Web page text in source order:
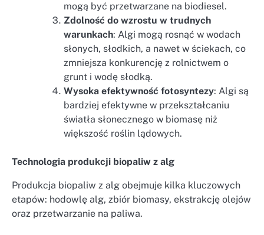
mogą być przetwarzane na biodiesel.
Zdolność do wzrostu w trudnych
warunkach: Algi mogą rosnąć w wodach
słonych, słodkich, a nawet w ściekach, co
zmniejsza konkurencję z rolnictwem o
grunt i wodę słodką.
Wysoka efektywność fotosyntezy: Algi są
bardziej efektywne w przekształcaniu
światła słonecznego w biomasę niż
większość roślin lądowych.
Technologia produkcji biopaliw z alg
Produkcja biopaliw z alg obejmuje kilka kluczowych
etapów: hodowlę alg, zbiór biomasy, ekstrakcję olejów
oraz przetwarzanie na paliwa.